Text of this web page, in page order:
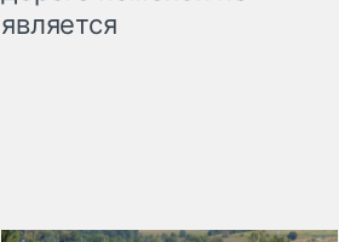
является